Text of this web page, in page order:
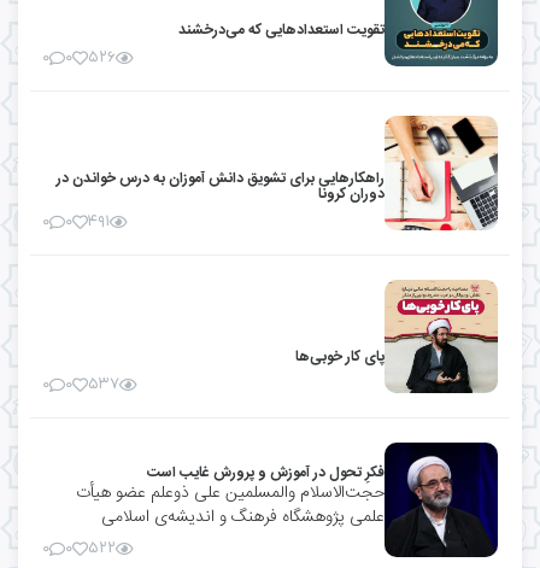
تقویت استعدادهایی که می‌درخشند
۵۲۶ ۰ ۰
راهکار‌هایی برای تشویق دانش آموزان به درس خواندن در
دوران کرونا
۴۹۱ ۰ ۰
پای کار خوبی‌ها
۵۳۷ ۰ ۰
فکرِ تحول در آموزش و پرورش غایب است
حجت‌الاسلام والمسلمین علی ذوعلم عضو هیأت
علمی پژوهشگاه فرهنگ و اندیشه‌ی اسلامی
۵۲۲ ۰ ۰